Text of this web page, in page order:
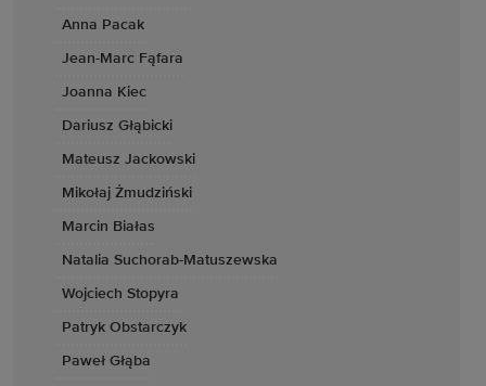
Anna Pacak
Jean-Marc Fąfara
Joanna Kiec
Dariusz Głąbicki
Mateusz Jackowski
Mikołaj Żmudziński
Marcin Białas
Natalia Suchorab-Matuszewska
Wojciech Stopyra
Patryk Obstarczyk
Paweł Głąba